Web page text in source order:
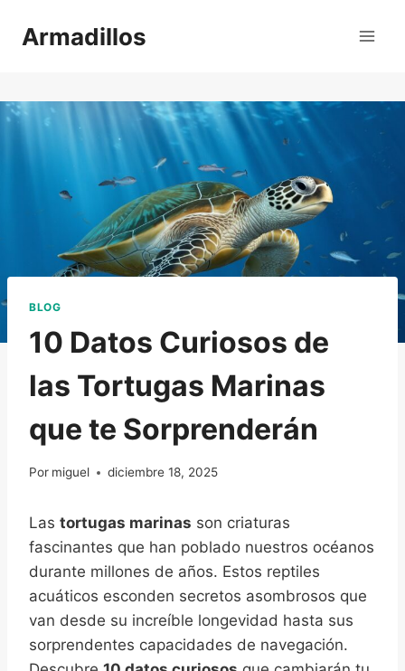
Armadillos
BLOG
10 Datos Curiosos de
las Tortugas Marinas
que te Sorprenderán
Por miguel diciembre 18, 2025
Las tortugas marinas son criaturas
fascinantes que han poblado nuestros océanos
durante millones de años. Estos reptiles
acuáticos esconden secretos asombrosos que
van desde su increíble longevidad hasta sus
sorprendentes capacidades de navegación.